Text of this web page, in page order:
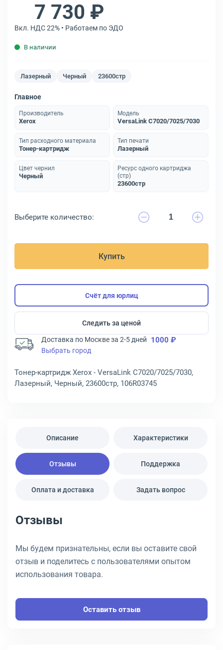
7 730 ₽
Вкл. НДС 22% • Работаем по ЭДО
В наличии
Лазерный Черный 23600стр
Главное
Производитель
Xerox
Модель
VersaLink C7020/7025/7030
Тип расходного материала
Тонер-картридж
Тип печати
Лазерный
Цвет чернил
Черный
Ресурс одного картриджа
(стр)
23600стр
Выберите количество:
Купить
Счёт для юрлиц
Следить за ценой
Доставка по Москве за 2-5 дней 1000 ₽
Выбрать город
Тонер-картридж Xerox - VersaLink C7020/7025/7030,
Лазерный, Черный, 23600стр, 106R03745
Описание Характеристики
Отзывы Поддержка
Оплата и доставка Задать вопрос
Отзывы
Мы будем признательны, если вы оставите свой
отзыв и поделитесь с пользователями опытом
использования товара.
Оставить отзыв